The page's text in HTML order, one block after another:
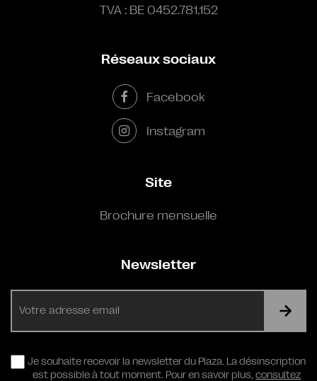
TVA : BE 0452.781.152
Réseaux sociaux
Facebook
Instagram
Site
Brochure mensuelle
Newsletter
RGPD
Je souhaite recevoir la newsletter du Plaza. La désinscription
est possible à tout moment. Pour en savoir plus,consultez